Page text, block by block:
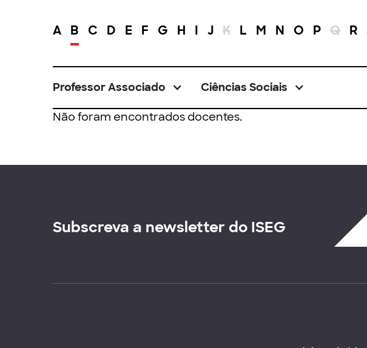
A B C D E F G H I J K L M N O P Q R
Professor Associado Ciências Sociais
Não foram encontrados docentes.
Subscreva a newsletter do ISEG